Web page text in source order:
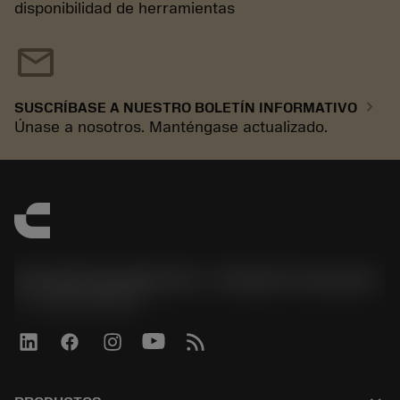
disponibilidad de herramientas
mail
SUSCRÍBASE A NUESTRO BOLETÍN INFORMATIVO chevron_right
Únase a nosotros. Manténgase actualizado.